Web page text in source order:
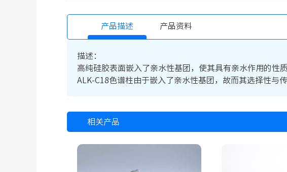
产品描述 产品资料
描述：
高纯硅胶表面嵌入了亲水性基团，使其具有亲水作用的
ALK-C18色谱柱由于嵌入了亲水性基团，故而其选择性与
相关产品